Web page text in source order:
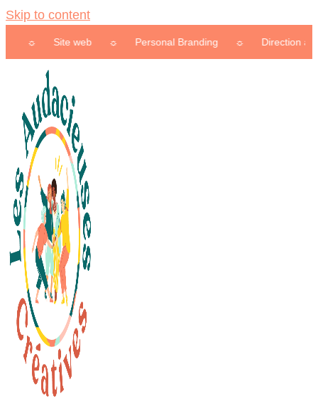
Skip to content
Site web ☼ Personal Branding ☼ Direction artistique